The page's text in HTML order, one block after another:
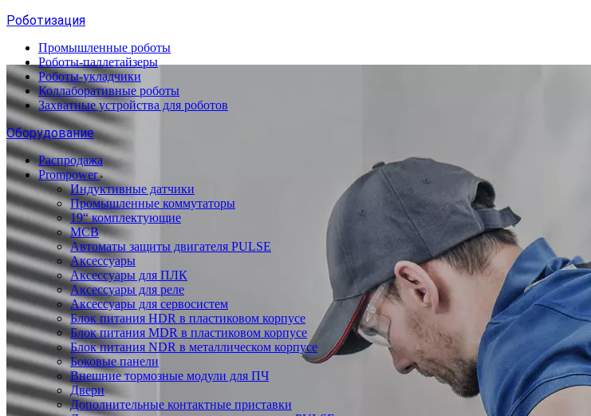
Роботизация
Промышленные роботы
Роботы-паллетайзеры
Роботы-укладчики
Коллаборативные роботы
Захватные устройства для роботов
Оборудование
Распродажа
Prompower
Индуктивные датчики
Промышленные коммутаторы
19“ комплектующие
MCB
Автоматы защиты двигателя PULSE
Аксессуары
Аксессуары для ПЛК
Аксессуары для реле
Аксессуары для сервосистем
Блок питания HDR в пластиковом корпусе
Блок питания MDR в пластиковом корпусе
Блок питания NDR в металлическом корпусе
Боковые панели
Внешние тормозные модули для ПЧ
Двери
Дополнительные контактные приставки